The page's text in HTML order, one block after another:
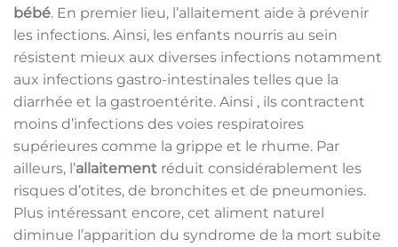
bébé. En premier lieu, l’allaitement aide à prévenir
les infections. Ainsi, les enfants nourris au sein
résistent mieux aux diverses infections notamment
aux infections gastro-intestinales telles que la
diarrhée et la gastroentérite. Ainsi , ils contractent
moins d’infections des voies respiratoires
supérieures comme la grippe et le rhume. Par
ailleurs, l’allaitement réduit considérablement les
risques d’otites, de bronchites et de pneumonies.
Plus intéressant encore, cet aliment naturel
diminue l’apparition du syndrome de la mort subite